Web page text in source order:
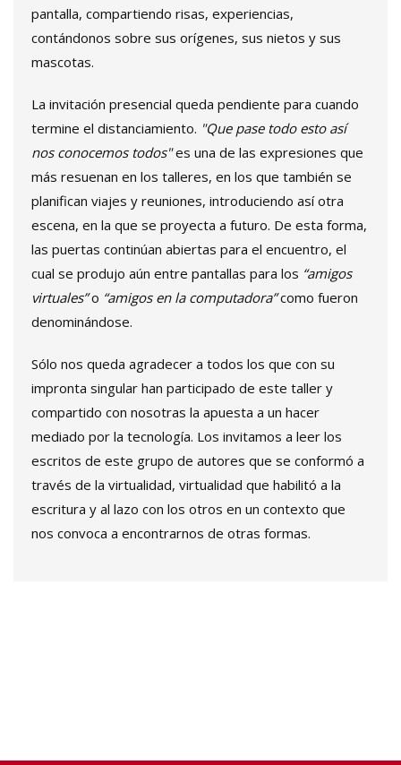
pantalla, compartiendo risas, experiencias,
contándonos sobre sus orígenes, sus nietos y sus
mascotas.
La invitación presencial queda pendiente para cuando
termine el distanciamiento. "Que pase todo esto así
nos conocemos todos"es una de las expresiones que
más resuenan en los talleres, en los que también se
planifican viajes y reuniones, introduciendo así otra
escena, en la que se proyecta a futuro. De esta forma,
las puertas continúan abiertas para el encuentro, el
cual se produjo aún entre pantallas para los “amigos
virtuales”o “amigos en la computadora”como fueron
denominándose.
Sólo nos queda agradecer a todos los que con su
impronta singular han participado de este taller y
compartido con nosotras la apuesta a un hacer
mediado por la tecnología. Los invitamos a leer los
escritos de este grupo de autores que se conformó a
través de la virtualidad, virtualidad que habilitó a la
escritura y al lazo con los otros en un contexto que
nos convoca a encontrarnos de otras formas.